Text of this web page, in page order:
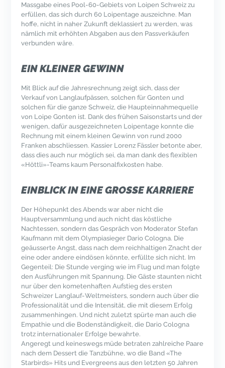
Massgabe eines Pool-60-Gebiets von Loipen Schweiz zu
erfüllen, das sich durch 60 Loipentage auszeichne. Man
hoffe, nicht in naher Zukunft deklassiert zu werden, was
nämlich mit erhöhten Abgaben aus den Passverkäufen
verbunden wäre.
EIN KLEINER GEWINN
Mit Blick auf die Jahresrechnung zeigt sich, dass der
Verkauf von Langlaufpässen, solchen für Gonten und
solchen für die ganze Schweiz, die Haupteinnahmequelle
von Loipe Gonten ist. Dank des frühen Saisonstarts und der
wenigen, dafür ausgezeichneten Loipentage konnte die
Rechnung mit einem kleinen Gewinn von rund 2000
Franken abschliessen. Kassier Lorenz Fässler betonte aber,
dass dies auch nur möglich sei, da man dank des flexiblen
«Höttli»-Teams kaum Personalfixkosten habe.
EINBLICK IN EINE GROSSE KARRIERE
Der Höhepunkt des Abends war aber nicht die
Hauptversammlung und auch nicht das köstliche
Nachtessen, sondern das Gespräch von Moderator Stefan
Kaufmann mit dem Olympiasieger Dario Cologna. Die
geäusserte Angst, dass nach dem reichhaltigen Znacht der
eine oder andere eindösen könnte, erfüllte sich nicht. Im
Gegenteil: Die Stunde verging wie im Flug und man folgte
den Ausführungen mit Spannung. Die Gäste staunten nicht
nur über den kometenhaften Aufstieg des ersten
Schweizer Langlauf-Weltmeisters, sondern auch über die
Professionalität und die Intensität, die mit diesem Erfolg
zusammenhingen. Und nicht zuletzt spürte man auch die
Empathie und die Bodenständigkeit, die Dario Cologna
trotz internationaler Erfolge bewahrte.
Angeregt und keineswegs müde betraten zahlreiche Paare
nach dem Dessert die Tanzbühne, wo die Band «The
Starbirds» Hits und Evergreens aus den letzten 50 Jahren